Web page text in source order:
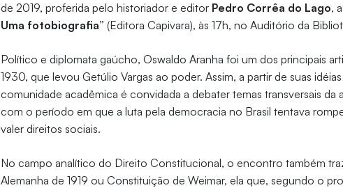
de 2019, proferida pelo historiador e editor Pedro Corrêa do Lago,
Uma fotobiografia” (Editora Capivara), às 17h, no Auditório da
Político e diplomata gaúcho, Oswaldo Aranha foi um dos principais
1930, que levou Getúlio Vargas ao poder. Assim, a partir de suas
comunidade acadêmica é convidada a debater temas transversais da
com o período em que a luta pela democracia no Brasil tentava
valer direitos sociais.
No campo analítico do Direito Constitucional, o encontro também
Alemanha de 1919 ou Constituição de Weimar, ela que, segundo o